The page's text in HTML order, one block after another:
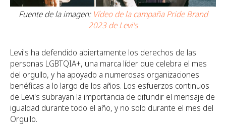
Fuente de la imagen: Vídeo de la campaña Pride Brand
2023 de Levi's
Levi's ha defendido abiertamente los derechos de las
personas LGBTQIA+, una marca líder que celebra el mes
del orgullo, y ha apoyado a numerosas organizaciones
benéficas a lo largo de los años. Los esfuerzos continuos
de Levi's subrayan la importancia de difundir el mensaje de
igualdad durante todo el año, y no solo durante el mes del
Orgullo.